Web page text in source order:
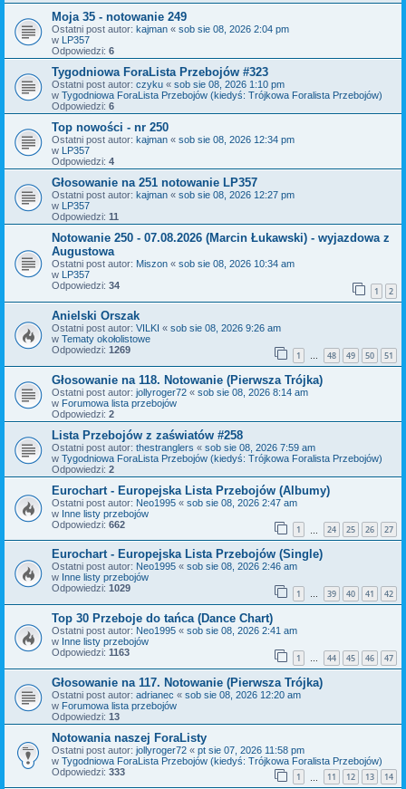
Moja 35 - notowanie 249
Ostatni post autor: kajman « sob sie 08, 2026 2:04 pm
w
LP357
Odpowiedzi: 6
Tygodniowa ForaLista Przebojów #323
Ostatni post autor: czyku « sob sie 08, 2026 1:10 pm
w Tygodniowa ForaLista Przebojów (kiedyś: Trójkowa Foralista Przebojów)
Odpowiedzi: 6
Top nowości - nr 250
Ostatni post autor: kajman « sob sie 08, 2026 12:34 pm
w
LP357
Odpowiedzi: 4
Głosowanie na 251 notowanie LP357
Ostatni post autor: kajman « sob sie 08, 2026 12:27 pm
w
LP357
Odpowiedzi: 11
Notowanie 250 - 07.08.2026 (Marcin Łukawski) - wyjazdowa z
Augustowa
Ostatni post autor: Miszon « sob sie 08, 2026 10:34 am
w
LP357
Odpowiedzi: 34 1 2
Anielski Orszak
Ostatni post autor: VILKI « sob sie 08, 2026 9:26 am
w Tematy okołolistowe
Odpowiedzi: 1269 1 … 48 49 50 51
Głosowanie na 118. Notowanie (Pierwsza Trójka)
Ostatni post autor: jollyroger72 « sob sie 08, 2026 8:14 am
w Forumowa lista przebojów
Odpowiedzi: 2
Lista Przebojów z zaświatów #258
Ostatni post autor: thestranglers « sob sie 08, 2026 7:59 am
w Tygodniowa ForaLista Przebojów (kiedyś: Trójkowa Foralista Przebojów)
Odpowiedzi: 2
Eurochart - Europejska Lista Przebojów (Albumy)
Ostatni post autor: Neo1995 « sob sie 08, 2026 2:47 am
w Inne listy przebojów
Odpowiedzi: 662 1 24 25 26 27
Eurochart - Europejska Lista Przebojów (Single)
Ostatni post autor: Neo1995 « sob sie 08, 2026 2:46 am
w Inne listy przebojów
Odpowiedzi: 1029 1 … 39 40 41 42
Top 30 Przeboje do tańca (Dance Chart)
Ostatni post autor: Neo1995 « sob sie 08, 2026 2:41 am
w Inne listy przebojów
Odpowiedzi: 1163 1 … 44 45 46 47
Głosowanie na 117. Notowanie (Pierwsza Trójka)
Ostatni post autor: adrianec « sob sie 08, 2026 12:20 am
w Forumowa lista przebojów
Odpowiedzi: 13
Notowania naszej ForaListy
Ostatni post autor: jollyroger72 « pt sie 07, 2026 11:58 pm
w Tygodniowa ForaLista Przebojów (kiedyś: Trójkowa Foralista Przebojów)
Odpowiedzi: 333 1 11 12 13 14